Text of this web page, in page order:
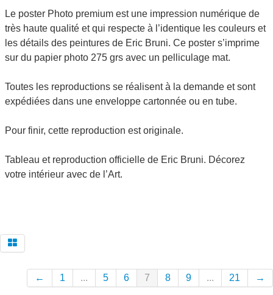
Le poster Photo premium est une impression numérique de
très haute qualité et qui respecte à l’identique les couleurs et
les détails des peintures de Eric Bruni. Ce poster s’imprime
sur du papier photo 275 grs avec un pelliculage mat.
Toutes les reproductions se réalisent à la demande et sont
expédiées dans une enveloppe cartonnée ou en tube.
Pour finir, cette reproduction est originale.
Tableau et reproduction officielle de Eric Bruni. Décorez
votre intérieur avec de l’Art.
← 1 ... 5 6 7 8 9 ... 21 →